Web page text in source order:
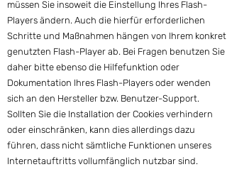
müssen Sie insoweit die Einstellung Ihres Flash-
Players ändern. Auch die hierfür erforderlichen
Schritte und Maßnahmen hängen von Ihrem konkret
genutzten Flash-Player ab. Bei Fragen benutzen Sie
daher bitte ebenso die Hilfefunktion oder
Dokumentation Ihres Flash-Players oder wenden
sich an den Hersteller bzw. Benutzer-Support.
Sollten Sie die Installation der Cookies verhindern
oder einschränken, kann dies allerdings dazu
führen, dass nicht sämtliche Funktionen unseres
Internetauftritts vollumfänglich nutzbar sind.